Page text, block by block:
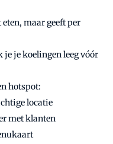
maar geeft per
je koelingen leeg vóór
hotspot:
locatie
met klanten